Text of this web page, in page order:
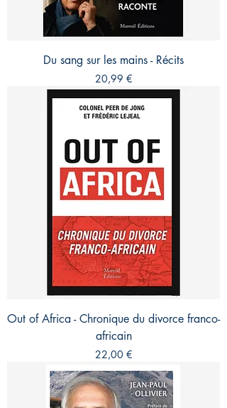
Du sang sur les mains - Récits
Prix
20,99 €
Out of Africa - Chronique du divorce franco-
africain
Prix
22,00 €